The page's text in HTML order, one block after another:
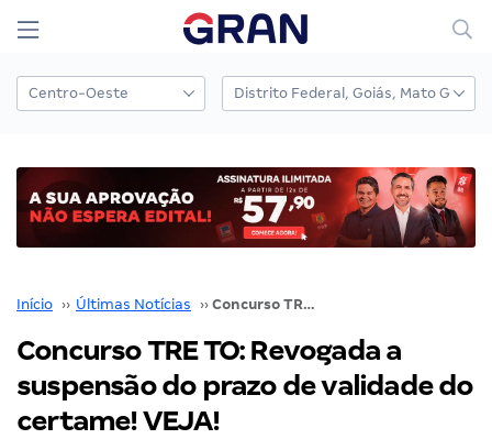
Início ›› Últimas Notícias ›› Concurso TRE TO: Revogada a suspensão do prazo de validade do certame! VEJA!
Concurso TRE TO: Revogada a
suspensão do prazo de validade do
certame! VEJA!